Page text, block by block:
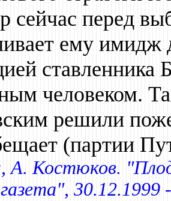
сейчас перед
ему имидж
ставленника
человеком.
решили
(партии
А. Костюков.
30.12.1999